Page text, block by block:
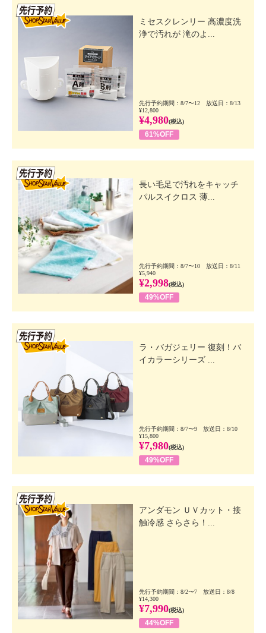
ミセスクレンリー 高濃度洗
浄で汚れが 滝のよ...
先行予約期間：8/7〜12 放送日：8/13
¥12,800
¥4,980(税込)
61%OFF
長い毛足で汚れをキャッチ
パルスイクロス 薄...
先行予約期間：8/7〜10 放送日：8/11
¥5,940
¥2,998(税込)
49%OFF
ラ・バガジェリー 復刻！バ
イカラーシリーズ ...
先行予約期間：8/7〜9 放送日：8/10
¥15,800
¥7,980(税込)
49%OFF
アンダモン ＵＶカット・接
触冷感 さらさら！...
先行予約期間：8/2〜7 放送日：8/8
¥14,300
¥7,990(税込)
44%OFF